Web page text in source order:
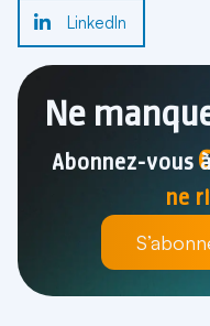
LinkedIn
Ne
Abonnez-vous
ne